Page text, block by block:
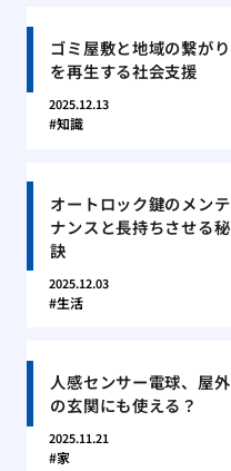
ゴミ屋敷と地域の繋がり
を再生する社会支援
2025.12.13
知識
オートロック鍵のメンテ
ナンスと長持ちさせる秘
訣
2025.12.03
生活
人感センサー電球、屋外
の玄関にも使える？
2025.11.21
家